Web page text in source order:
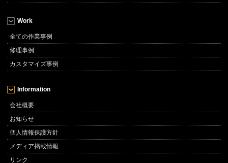
Work
全ての作業事例
修理事例
カスタマイズ事例
Information
会社概要
お知らせ
個人情報保護方針
メディア掲載情報
リンク